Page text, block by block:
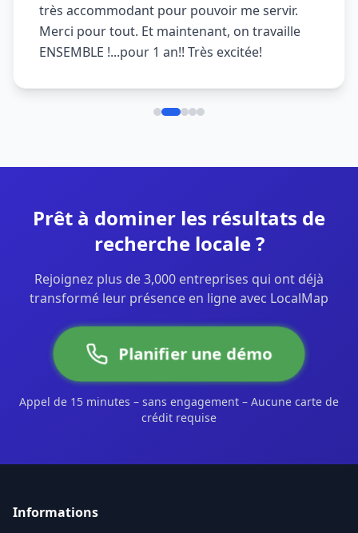
très accommodant pour pouvoir me servir.
Merci pour tout. Et maintenant, on travaille
ENSEMBLE !...pour 1 an!! Très excitée!
Prêt à dominer les résultats de
recherche locale ?
Rejoignez plus de 3,000 entreprises qui ont déjà
transformé leur présence en ligne avec LocalMap
Planifier une démo
Appel de 15 minutes – sans engagement – Aucune carte de
crédit requise
Informations